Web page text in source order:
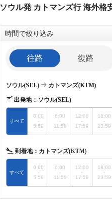
ソウル発 カトマンズ行 海外格
時間で絞り込み
往路 復路
ソウル(SEL) カトマンズ(KTM)
出発地： ソウル(SEL)
すべて
0:00
-
5:59
6:00
-
11:59
12:00
-
17:59
18:00
-
23:59
到着地： カトマンズ(KTM)
すべて
0:00
-
5:59
6:00
-
11:59
12:00
-
17:59
18:00
-
23:59